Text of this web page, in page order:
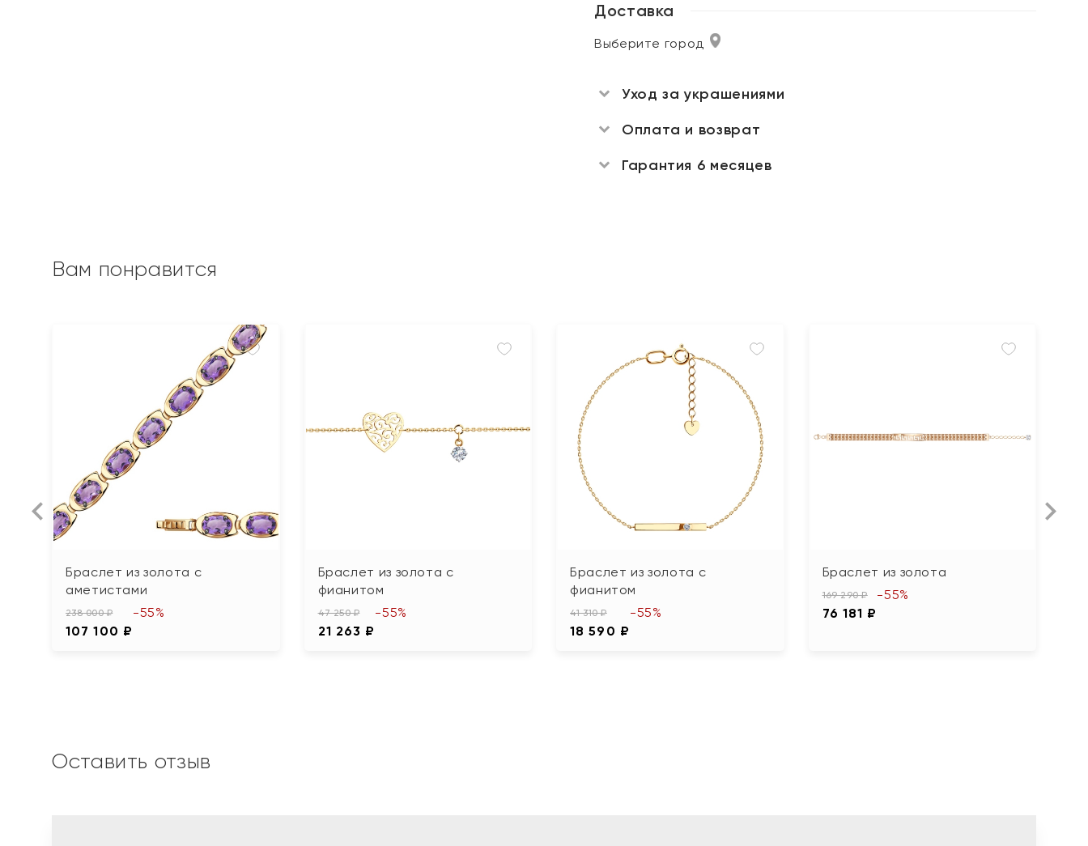
Доставка
Выберите город
Уход за украшениями
Оплата и возврат
Гарантия 6 месяцев
Вам понравится
Браслет из золота с
аметистами
238 000 ₽
107 100 ₽
-55%
Браслет из золота с
фианитом
47 250 ₽
21 263 ₽
-55%
Браслет из золота с
фианитом
41 310 ₽
18 590 ₽
-55%
Браслет из золота
169 290 ₽
76 181 ₽
-55%
Оставить отзыв